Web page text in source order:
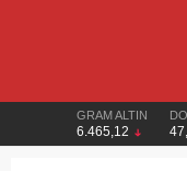
GRAM ALTIN
6.465,12